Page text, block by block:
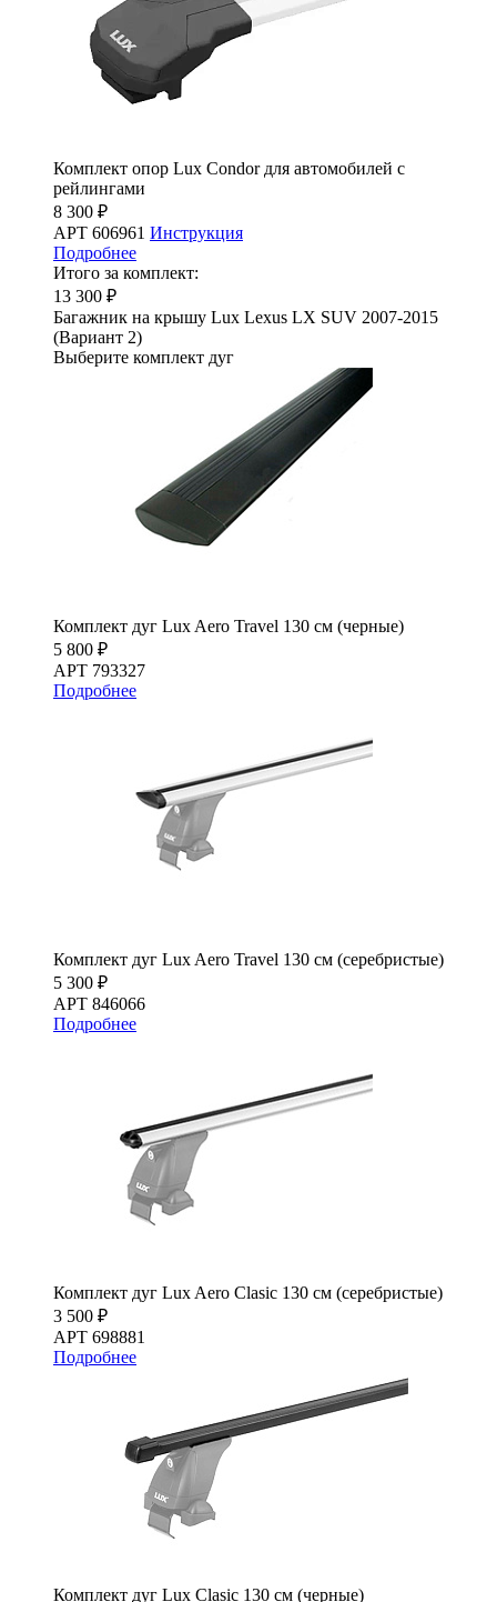
Комплект опор Lux Condor для автомобилей с
рейлингами
8 300 ₽
АРТ 606961 Инструкция
Подробнее
Итого за комплект:
13 300 ₽
Багажник на крышу Lux Lexus LX SUV 2007-2015
(Вариант 2)
Выберите комплект дуг
Комплект дуг Lux Aero Travel 130 см (черные)
5 800 ₽
АРТ 793327
Подробнее
Комплект дуг Lux Aero Travel 130 см (серебристые)
5 300 ₽
АРТ 846066
Подробнее
Комплект дуг Lux Aero Clasic 130 см (серебристые)
3 500 ₽
АРТ 698881
Подробнее
Комплект дуг Lux Clasic 130 см (черные)